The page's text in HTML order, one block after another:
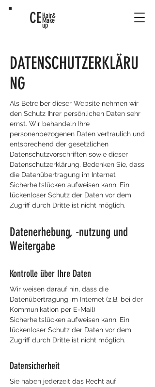
CEHair&
Make
up
DATENSCHUTZERKLÄRU
NG
Als Betreiber dieser Website nehmen wir
den Schutz Ihrer persönlichen Daten sehr
ernst. Wir behandeln Ihre
personenbezogenen Daten vertraulich und
entsprechend der gesetzlichen
Datenschutzvorschriften sowie dieser
Datenschutzerklärung. Bedenken Sie, dass
die Datenübertragung im Internet
Sicherheitslücken aufweisen kann. Ein
lückenloser Schutz der Daten vor dem
Zugriff durch Dritte ist nicht möglich.
Datenerhebung, -nutzung und
Weitergabe
Kontrolle über Ihre Daten
Wir weisen darauf hin, dass die
Datenübertragung im Internet (z.B. bei der
Kommunikation per E-Mail)
Sicherheitslücken aufweisen kann. Ein
lückenloser Schutz der Daten vor dem
Zugriff durch Dritte ist nicht möglich.
Datensicherheit
Sie haben jederzeit das Recht auf